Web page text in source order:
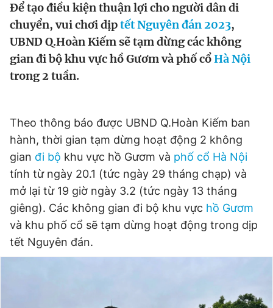
Video Magazine
Sản phẩm khác
Thông tin tòa soạn Liên hệ quảng cáo
Đọc Thanh Niên trên điện thoại
Để tạo điều kiện thuận lợi cho người dân di
chuyển, vui chơi dịptết Nguyên đán 2023,
UBND Q.Hoàn Kiếm sẽ tạm dừng các không
gian đi bộ khu vực hồ Gươm và phố cổHà Nội
trong 2 tuần.
Theo thông báo được UBND Q.Hoàn Kiếm ban
hành, thời gian tạm dừng hoạt động 2 không
gian đi bộ khu vực hồ Gươm và phố cổ Hà Nội
tính từ ngày 20.1 (tức ngày 29 tháng chạp) và
mở lại từ 19 giờ ngày 3.2 (tức ngày 13 tháng
giêng). Các không gian đi bộ khu vực hồ Gươm
và khu phố cổ sẽ tạm dừng hoạt động trong dịp
tết Nguyên đán.